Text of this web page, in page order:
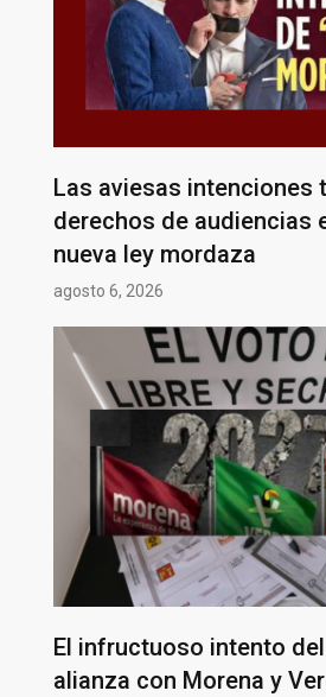
Las aviesas intenciones
derechos de audiencias
nueva ley mordaza
agosto 6, 2026
El infructuoso intento
alianza con Morena y